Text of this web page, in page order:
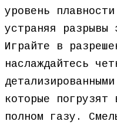
уровень
устраняя разрывы
Играйте в
наслаждайтесь
которые
полном газу.